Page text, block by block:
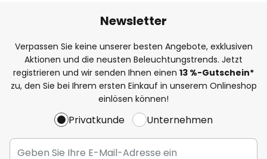
Newsletter
Verpassen Sie keine unserer besten Angebote, exklusiven
Aktionen und die neusten Beleuchtungstrends. Jetzt
registrieren und wir senden Ihnen einen 13 %-Gutschein*
zu, den Sie bei Ihrem ersten Einkauf in unserem Onlineshop
einlösen können!
Privatkunde Unternehmen